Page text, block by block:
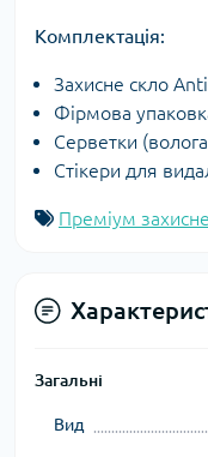
Комплектація:
Захисне скло
Фірмова
Серветки
Стікери для
Преміум
Загальні
Вид